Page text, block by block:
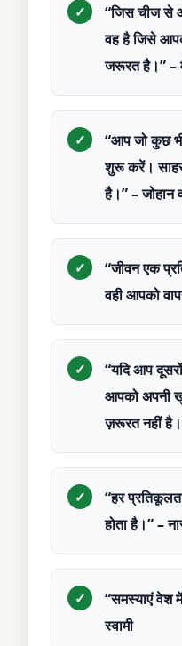
“जिस चीज से
वह है जिसे
जरूरत है।” –
“आप जो कुछ
शुरू करें।
है।” – जोहान
“जीवन एक
“यदि आप
आपको अपनी
ज़रूरत नहीं
“हर
होता है।” –
“समस्याएं वेश
स्वामी